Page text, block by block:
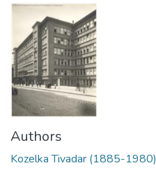
Authors
Kozelka Tivadar (1885-1980)